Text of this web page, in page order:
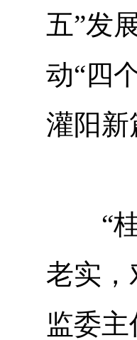
五”发
动“四
灌阳新
“桂
老实
监委